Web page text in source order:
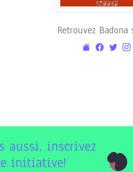
Retrouvez Badona
aussi, inscrivez
initiative!